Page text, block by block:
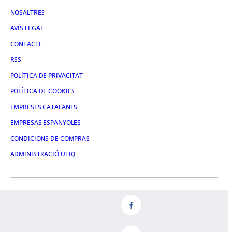
NOSALTRES
AVÍS LEGAL
CONTACTE
RSS
POLÍTICA DE PRIVACITAT
POLÍTICA DE COOKIES
EMPRESES CATALANES
EMPRESAS ESPANYOLES
CONDICIONS DE COMPRAS
ADMINISTRACIÓ UTIQ